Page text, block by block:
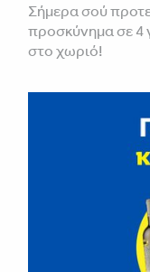
Σήμερα σού
προσκύνημα σε 4
στο χωριό!